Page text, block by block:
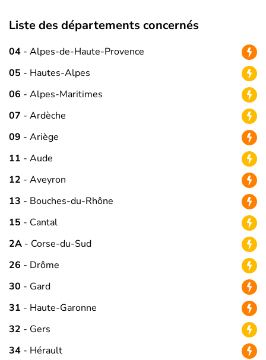
Liste des départements concernés
04 - Alpes-de-Haute-Provence
05 - Hautes-Alpes
06 - Alpes-Maritimes
07 - Ardèche
09 - Ariège
11 - Aude
12 - Aveyron
13 - Bouches-du-Rhône
15 - Cantal
2A - Corse-du-Sud
26 - Drôme
30 - Gard
31 - Haute-Garonne
32 - Gers
34 - Hérault